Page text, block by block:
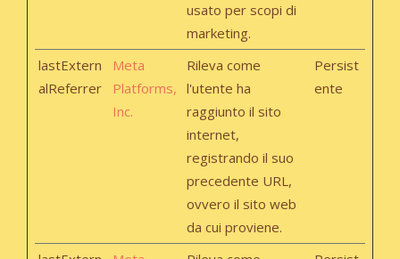
usato per scopi di
marketing.
lastExtern
alReferrer
Meta
Platforms,
Inc.
Rileva come
l'utente ha
raggiunto il sito
internet,
registrando il suo
precedente URL,
ovvero il sito web
da cui proviene.
Persist
ente